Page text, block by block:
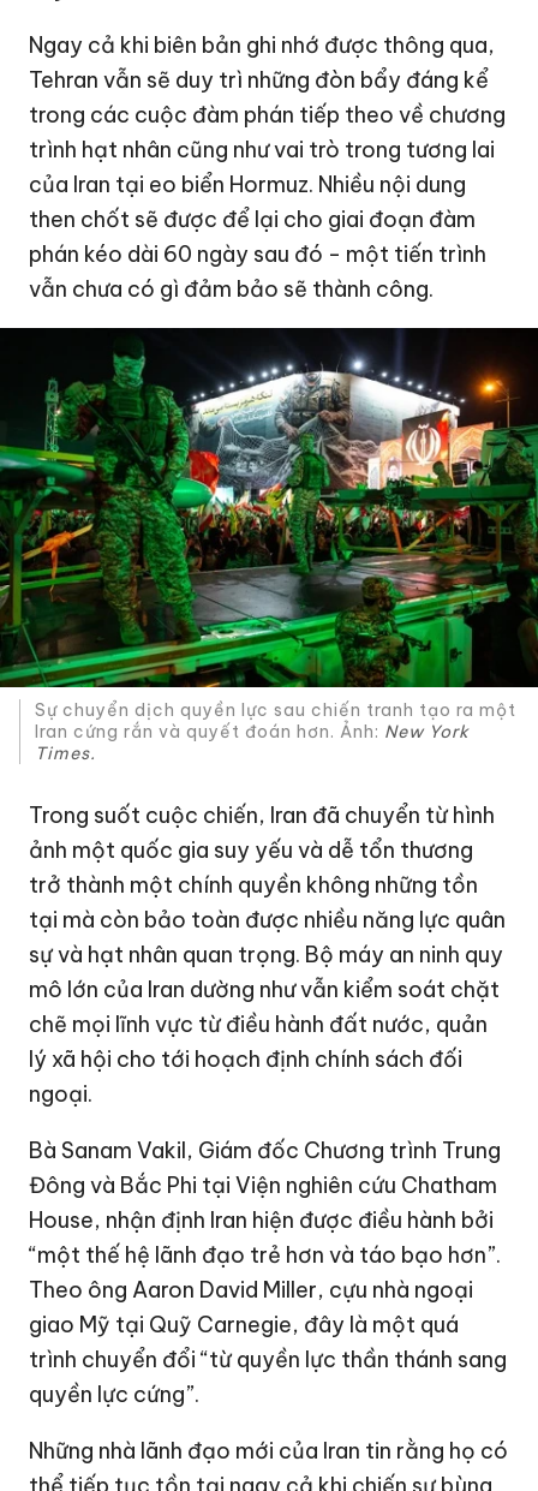
Ngay cả khi biên bản ghi nhớ được thông qua,
Tehran vẫn sẽ duy trì những đòn bẩy đáng kể
trong các cuộc đàm phán tiếp theo về chương
trình hạt nhân cũng như vai trò trong tương lai
của Iran tại eo biển Hormuz. Nhiều nội dung
then chốt sẽ được để lại cho giai đoạn đàm
phán kéo dài 60 ngày sau đó - một tiến trình
vẫn chưa có gì đảm bảo sẽ thành công.
Sự chuyển dịch quyền lực sau chiến tranh tạo ra một
Iran cứng rắn và quyết đoán hơn. Ảnh: New York
Times.
Trong suốt cuộc chiến, Iran đã chuyển từ hình
ảnh một quốc gia suy yếu và dễ tổn thương
trở thành một chính quyền không những tồn
tại mà còn bảo toàn được nhiều năng lực quân
sự và hạt nhân quan trọng. Bộ máy an ninh quy
mô lớn của Iran dường như vẫn kiểm soát chặt
chẽ mọi lĩnh vực từ điều hành đất nước, quản
lý xã hội cho tới hoạch định chính sách đối
ngoại.
Bà Sanam Vakil, Giám đốc Chương trình Trung
Đông và Bắc Phi tại Viện nghiên cứu Chatham
House, nhận định Iran hiện được điều hành bởi
“một thế hệ lãnh đạo trẻ hơn và táo bạo hơn”.
Theo ông Aaron David Miller, cựu nhà ngoại
giao Mỹ tại Quỹ Carnegie, đây là một quá
trình chuyển đổi “từ quyền lực thần thánh sang
quyền lực cứng”.
Những nhà lãnh đạo mới của Iran tin rằng họ có